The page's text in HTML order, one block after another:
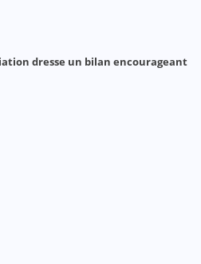
dresse un bilan encourageant